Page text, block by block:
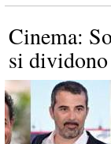
Cinema:
si